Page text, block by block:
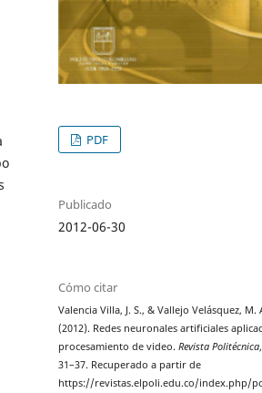
PDF
Publicado
2012-06-30
Cómo citar
Valencia Villa, J. S., & Vallejo Velásquez, M.
(2012). Redes neuronales artificiales
procesamiento de video.Revista Politécnica
31–37. Recuperado a partir de
https://revistas.elpoli.edu.co/index.php/